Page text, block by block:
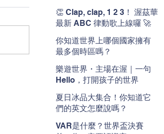
👏 Clap, clap, 1 2 3！ 渥茲華
最新 ABC 律動歌上線囉 🚀
你知道世界上哪個國家擁有
最多個時區嗎？
樂遊世界・主場在渥｜一句
Hello，打開孩子的世界
夏日冰品大集合！你知道它
們的英文怎麼說嗎？
VAR是什麼？世界盃決賽